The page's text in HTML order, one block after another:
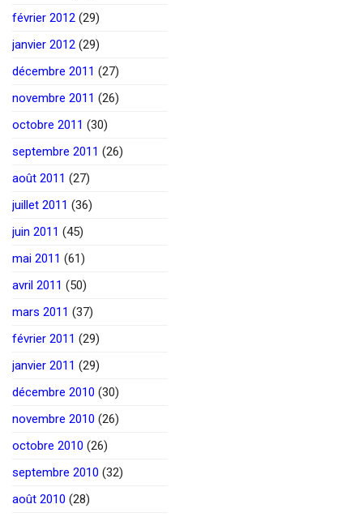
février 2012 (29)
janvier 2012 (29)
décembre 2011 (27)
novembre 2011 (26)
octobre 2011 (30)
septembre 2011 (26)
août 2011 (27)
juillet 2011 (36)
juin 2011 (45)
mai 2011 (61)
avril 2011 (50)
mars 2011 (37)
février 2011 (29)
janvier 2011 (29)
décembre 2010 (30)
novembre 2010 (26)
octobre 2010 (26)
septembre 2010 (32)
août 2010 (28)